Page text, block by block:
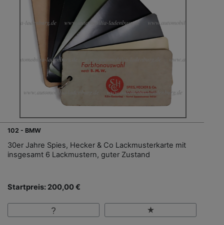
102 - BMW
30er Jahre Spies, Hecker & Co Lackmusterkarte mit
insgesamt 6 Lackmustern, guter Zustand
Startpreis: 200,00 €